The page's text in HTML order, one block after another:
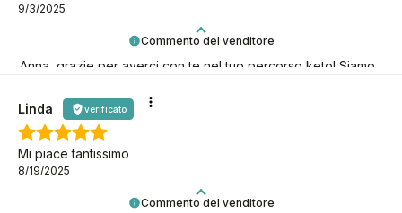
Commento del venditore
Anna, grazie per averci con te nel tuo percorso keto! Siamo
9/3/2025
Commento del venditore
Linda verificato
Mi piace tantissimo
8/19/2025